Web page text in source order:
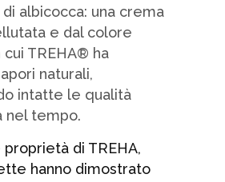
di albicocca: una crema
e dal colore
cui TREHA® ha
naturali,
intatte le qualità
nel tempo.
di TREHA,
hanno dimostrato